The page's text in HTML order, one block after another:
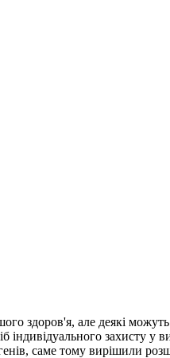
здоров'я, але деякі
індивідуального захисту у
саме тому вирішили